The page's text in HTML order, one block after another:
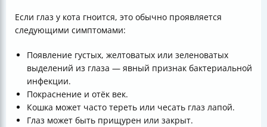
Если глаз у кота гноится, это обычно проявляется
следующими симптомами:
Появление густых, желтоватых или зеленоватых
выделений из глаза — явный признак бактериальной
инфекции.
Покраснение и отёк век.
Кошка может часто тереть или чесать глаз лапой.
Глаз может быть прищурен или закрыт.